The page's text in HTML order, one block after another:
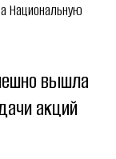
Национальную
вышла
акций